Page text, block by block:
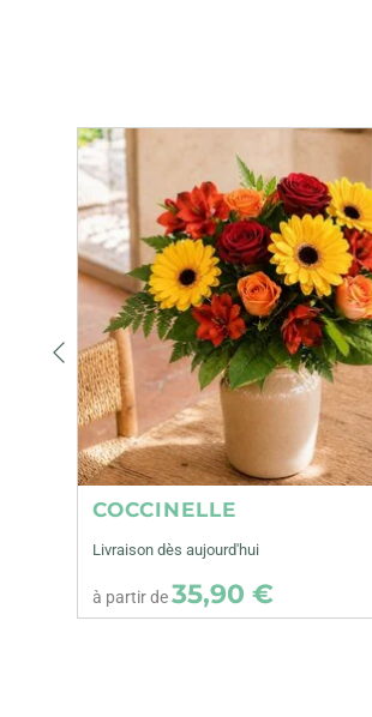
COCCINELLE
Livraison dès aujourd'hui
à partir de35,90 €
Précédent